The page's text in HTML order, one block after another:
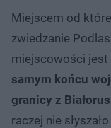
Miejscem od
zwiedzanie
miejscowości jest
samym końcu
granicy z
raczej nie